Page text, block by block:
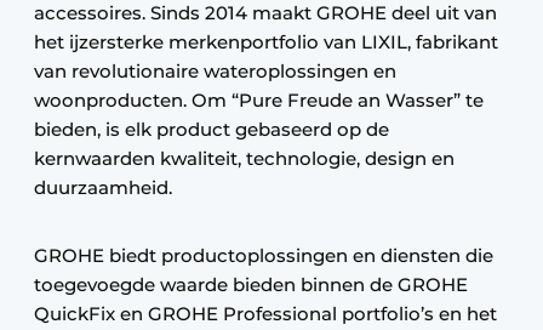
accessoires. Sinds 2014 maakt GROHE deel uit van
het ijzersterke merkenportfolio van LIXIL, fabrikant
van revolutionaire wateroplossingen en
woonproducten. Om “Pure Freude an Wasser” te
bieden, is elk product gebaseerd op de
kernwaarden kwaliteit, technologie, design en
duurzaamheid.
GROHE biedt productoplossingen en diensten die
toegevoegde waarde bieden binnen de GROHE
QuickFix en GROHE Professional portfolio’s en het